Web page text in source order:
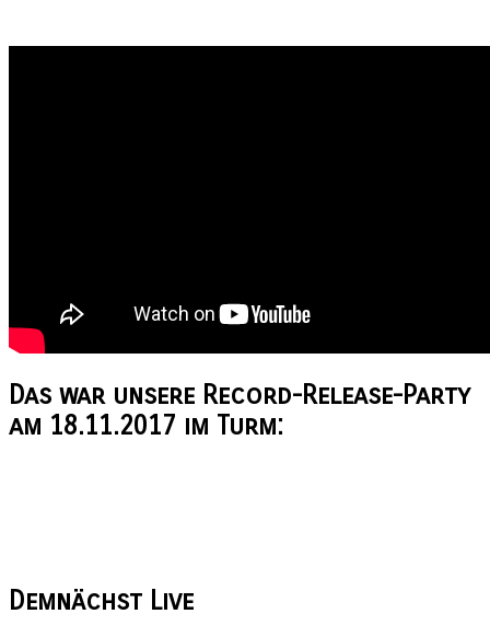
Das war unsere Record-Release-Party
am 18.11.2017 im Turm:
Demnächst Live